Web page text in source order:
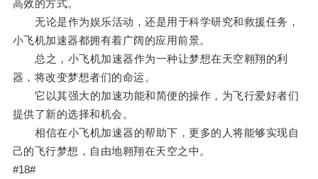
高效的方式。
无论是作为娱乐活动，还是用于科学研究和救援任务，
小飞机加速器都拥有着广阔的应用前景。
总之，小飞机加速器作为一种让梦想在天空翱翔的利
器，将改变梦想者们的命运。
它以其强大的加速功能和简便的操作，为飞行爱好者们
提供了新的选择和机会。
相信在小飞机加速器的帮助下，更多的人将能够实现自
己的飞行梦想，自由地翱翔在天空之中。
#18#